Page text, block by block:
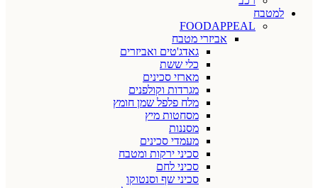
למטבח
FOODAPPEAL
אביזרי מטבח
גאדג'טים ואביזרים
כלי ששת
מארזי סכינים
מגרדות וקולפנים
מלח פלפל שמן חומץ
מסחטות מיץ
מסננות
מעמדי סכינים
סכיני ירקות ומטבח
סכיני לחם
סכיני שף וסנטוקו